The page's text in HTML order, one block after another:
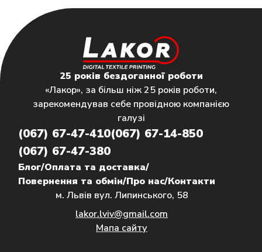
25 років бездоганної роботи
«Лакор», за більш ніж 25 років роботи,
зарекомендував себе провідною компанією
галузі
(067) 67-47-410(067) 67-14-850
(067) 67-47-380
Блог/Оплата та доставка/
Повернення та обмін/Про нас/Контакти
м. Львів вул. Липинського, 58
lakor.lviv@gmail.com
Мапа сайту